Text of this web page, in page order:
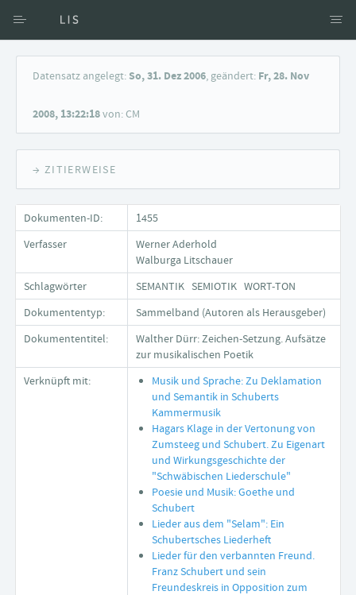
Zugang über Verfasser
Suche nach Schlagwort
Datensatz angelegt:So, 31. Dez 2006, geändert: Fr, 28. Nov
2008, 13:22:18von: CM
→ ZITIERWEISE
Dokumenten-ID:
1455
Verfasser
Werner Aderhold
Walburga Litschauer
Schlagwörter
SEMANTIK SEMIOTIK WORT-TON
Dokumententyp:
Sammelband (Autoren als Herausgeber)
Dokumententitel:
Walther Dürr: Zeichen-Setzung. Aufsätze
zur musikalischen Poetik
Verknüpft mit:
Musik und Sprache: Zu Deklamation
und Semantik in Schuberts
Kammermusik
Hagars Klage in der Vertonung von
Zumsteeg und Schubert. Zu Eigenart
und Wirkungsgeschichte der
"Schwäbischen Liederschule"
Poesie und Musik: Goethe und
Schubert
Lieder aus dem "Selam": Ein
Schubertsches Liederheft
Lieder für den verbannten Freund.
Franz Schubert und sein
Freundeskreis in Opposition zum